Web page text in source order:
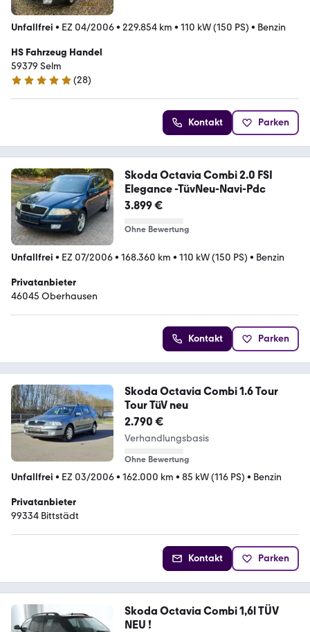
Unfallfrei • EZ 04/2006• 229.854 km • 110 kW (150 PS) • Benzin
HS Fahrzeug Handel
59379 Selm
4.8 Sterne
(28)
Kontakt Parken
Skoda Octavia Combi 2.0 FSI
Elegance -TüvNeu-Navi-Pdc
3.899 €
Ohne Bewertung
Unfallfrei • EZ 07/2006• 168.360 km • 110 kW (150 PS) • Benzin
Privatanbieter
46045 Oberhausen
Kontakt Parken
Skoda Octavia Combi 1.6 Tour
Tour TüV neu
2.790 €
Verhandlungsbasis
Ohne Bewertung
Unfallfrei • EZ 03/2006• 162.000 km • 85 kW (116 PS) • Benzin
Privatanbieter
99334 Bittstädt
Kontakt Parken
Skoda Octavia Combi 1,6l TÜV
NEU !